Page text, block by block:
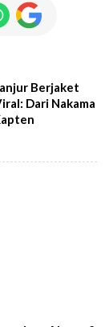
Berjaket
Dari Nakama